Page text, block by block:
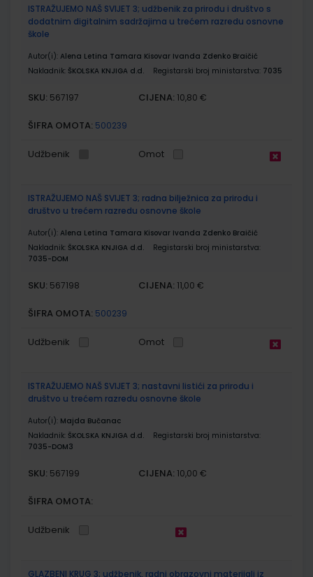
ISTRAŽUJEMO NAŠ SVIJET 3; udžbenik za prirodu i društvo s
dodatnim digitalnim sadržajima u trećem razredu osnovne
škole
Autor(i): Alena Letina Tamara Kisovar Ivanda Zdenko Braičić
Nakladnik: ŠKOLSKA KNJIGA d.d. Registarski broj ministarstva: 7035
SKU: 567197 CIJENA: 10,80 €
ŠIFRA OMOTA: 500239
Udžbenik Omot
ISTRAŽUJEMO NAŠ SVIJET 3; radna bilježnica za prirodu i
društvo u trećem razredu osnovne škole
Autor(i): Alena Letina Tamara Kisovar Ivanda Zdenko Braičić
Nakladnik: ŠKOLSKA KNJIGA d.d.
Registarski broj ministarstva:
7035-DOM
SKU: 567198 CIJENA: 11,00 €
ŠIFRA OMOTA: 500239
Udžbenik Omot
ISTRAŽUJEMO NAŠ SVIJET 3; nastavni listići za prirodu i
društvo u trećem razredu osnovne škole
Autor(i): Majda Bučanac
Nakladnik: ŠKOLSKA KNJIGA d.d.
Registarski broj ministarstva:
7035-DOM3
SKU: 567199 CIJENA: 10,00 €
ŠIFRA OMOTA:
Udžbenik
GLAZBENI KRUG 3; udžbenik, radni obrazovni materijali iz